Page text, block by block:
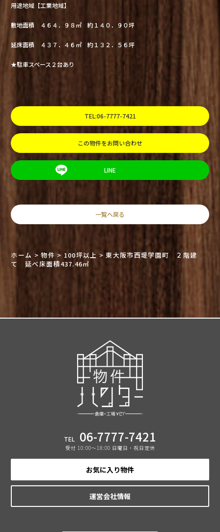
用途地域【工業地域】
敷地面積 ４６４．９８㎡ 約１４０．９０坪
延床面積 ４３７．４６㎡ 約１３２．５６坪
★駐車スペース２台あり
TEL:06-7777-7421
この物件をお問い合わせ
LINE
一覧へ戻る
ホーム >物件 > 100坪以上>東大阪市西堤学園町 ２階建
て 延べ床面積437.46㎡
TEL 06-7777-7421
受付 10:00〜18:00 日曜日・祝日定休
お気に入り物件
運営会社情報